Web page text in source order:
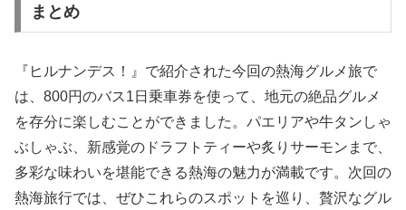
まとめ
『ヒルナンデス！』で紹介された今回の熱海グルメ旅で
は、800円のバス1日乗車券を使って、地元の絶品グルメ
を存分に楽しむことができました。パエリアや牛タンしゃ
ぶしゃぶ、新感覚のドラフトティーや炙りサーモンまで、
多彩な味わいを堪能できる熱海の魅力が満載です。次回の
熱海旅行では、ぜひこれらのスポットを巡り、贅沢なグル